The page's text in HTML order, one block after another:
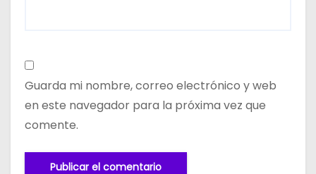
Guarda mi nombre, correo electrónico y web
en este navegador para la próxima vez que
comente.